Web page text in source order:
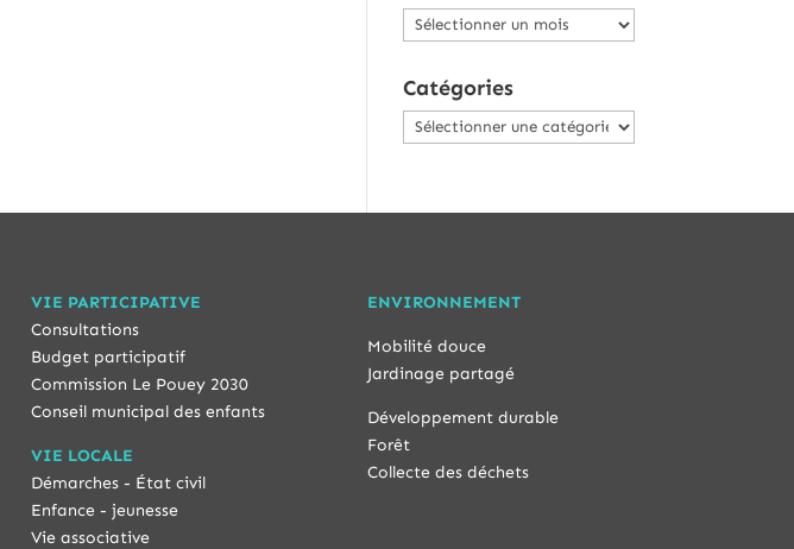
Archives
Catégories
Catégories
VIE PARTICIPATIVE
Consultations
Budget participatif
Commission Le Pouey 2030
Conseil municipal des enfants
VIE LOCALE
Démarches - État civil
Enfance - jeunesse
Vie associative
ENVIRONNEMENT
Mobilité douce
Jardinage partagé
Développement durable
Forêt
Collecte des déchets